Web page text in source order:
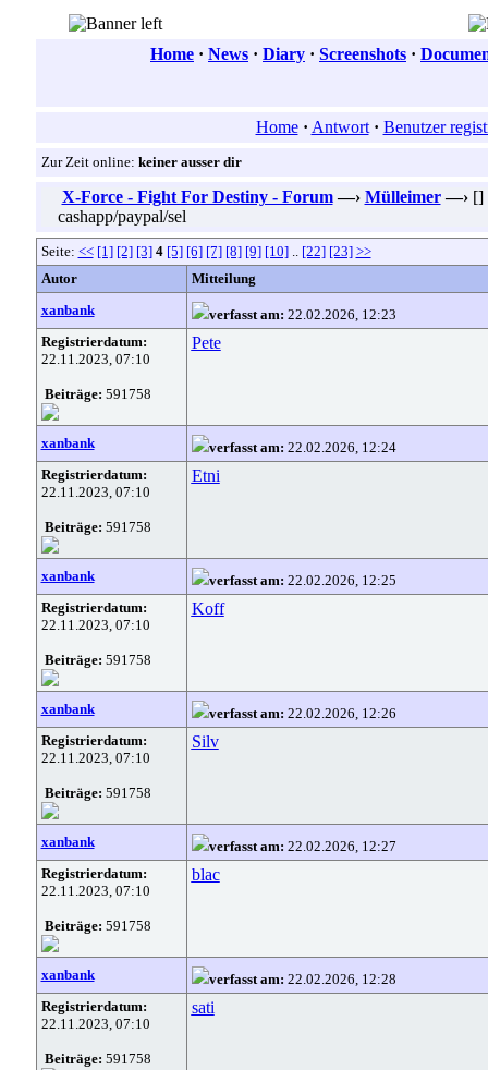
Home · News · Diary · Screenshots ·
Home · Antwort · Benutzer
Zur Zeit online: keiner ausser dir
X-Force - Fight For Destiny - Forum —› Mülleimer —›[]
cashapp/paypal/sel
Seite: << [1] [2] [3] 4 [5] [6] [7] [8] [9] [10].. [22] [23] >>
Autor
Mitteilung
xanbank
verfasst am: 22.02.2026, 12:23
Registrierdatum:
22.11.2023, 07:10
Beiträge: 591758
Pete
xanbank verfasst am: 22.02.2026, 12:24
Registrierdatum:
22.11.2023, 07:10
Beiträge: 591758
Etni
xanbank verfasst am: 22.02.2026, 12:25
Registrierdatum:
22.11.2023, 07:10
Beiträge: 591758
Koff
xanbank verfasst am: 22.02.2026, 12:26
Registrierdatum:
22.11.2023, 07:10
Beiträge: 591758
Silv
xanbank verfasst am: 22.02.2026, 12:27
Registrierdatum:
22.11.2023, 07:10
Beiträge: 591758
blac
xanbank verfasst am: 22.02.2026, 12:28
Registrierdatum:
22.11.2023, 07:10
Beiträge: 591758
sati